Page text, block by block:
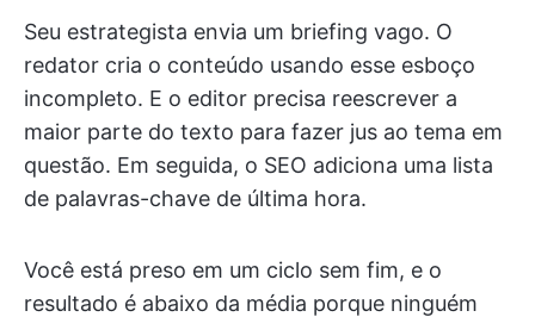
Seu estrategista envia um briefing vago. O
redator cria o conteúdo usando esse esboço
incompleto. E o editor precisa reescrever a
maior parte do texto para fazer jus ao tema em
questão. Em seguida, o SEO adiciona uma lista
de palavras-chave de última hora.
Você está preso em um ciclo sem fim, e o
resultado é abaixo da média porque ninguém